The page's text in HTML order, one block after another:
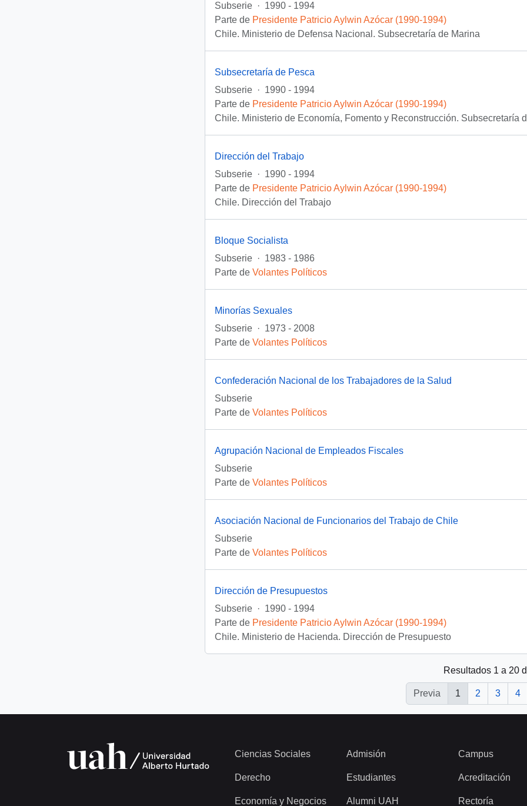
Subserie · 1990 - 1994
Parte de Presidente Patricio Aylwin Azócar (1990-1994)
Chile. Ministerio de Defensa Nacional. Subsecretaría de Marina
Subsecretaría de Pesca
Subserie · 1990 - 1994
Parte de Presidente Patricio Aylwin Azócar (1990-1994)
Chile. Ministerio de Economía, Fomento y Reconstrucción. Subsecretaría
Dirección del Trabajo
Subserie · 1990 - 1994
Parte de Presidente Patricio Aylwin Azócar (1990-1994)
Chile. Dirección del Trabajo
Bloque Socialista
Subserie · 1983 - 1986
Parte de Volantes Políticos
Minorías Sexuales
Subserie · 1973 - 2008
Parte de Volantes Políticos
Confederación Nacional de los Trabajadores de la Salud
Subserie
Parte de Volantes Políticos
Agrupación Nacional de Empleados Fiscales
Subserie
Parte de Volantes Políticos
Asociación Nacional de Funcionarios del Trabajo de Chile
Subserie
Parte de Volantes Políticos
Dirección de Presupuestos
Subserie · 1990 - 1994
Parte de Presidente Patricio Aylwin Azócar (1990-1994)
Chile. Ministerio de Hacienda. Dirección de Presupuesto
Resultados 1 a 20
Previa 1 2 3 4
Ciencias Sociales
Derecho
Economía y Negocios
Admisión
Estudiantes
Alumni UAH
Campus
Acreditación
Rectoría